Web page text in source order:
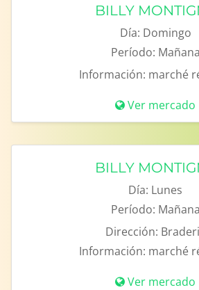
BILLY
Día: Domingo
Período: Mañana
Información: marché
Ver mercado
BILLY
Día: Lunes
Período: Mañana
Dirección:
Información: marché
Ver mercado